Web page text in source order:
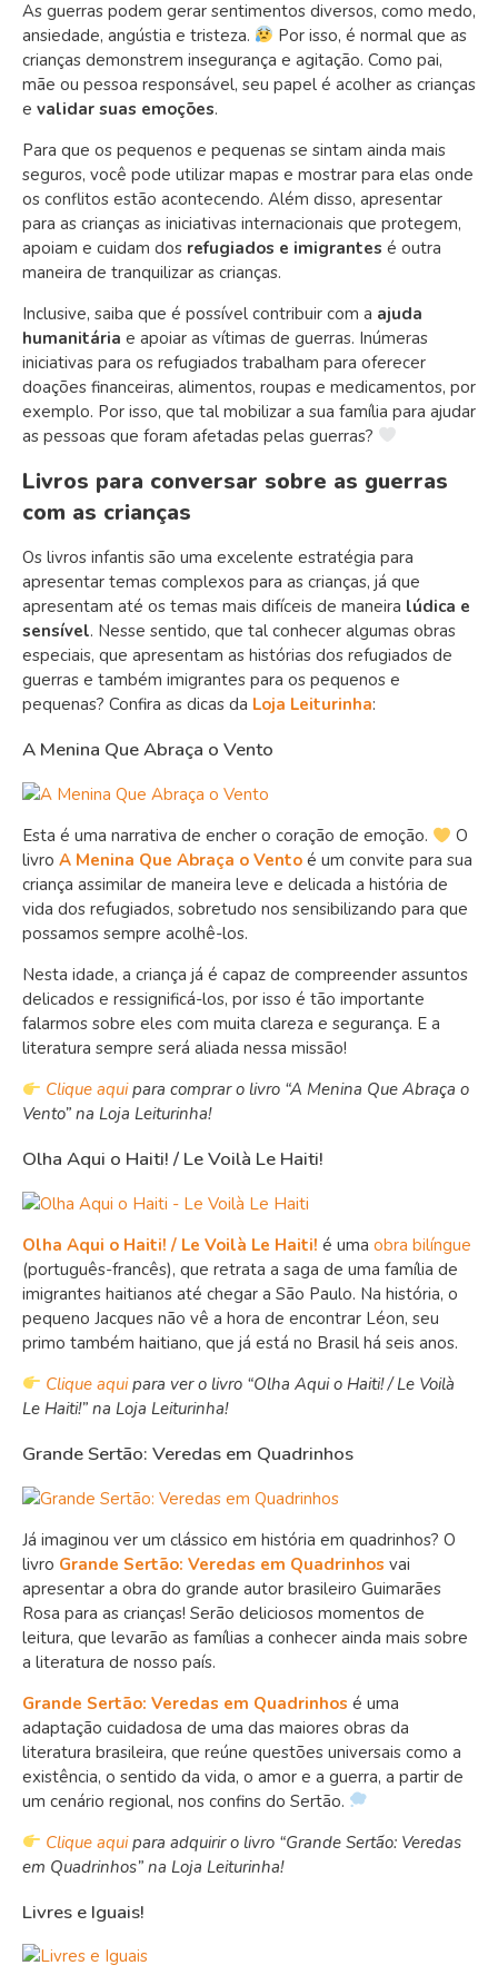
As guerras podem gerar sentimentos diversos, como medo,
ansiedade, angústia e tristeza.
Por isso, é normal que as
crianças demonstrem insegurança e agitação. Como pai,
mãe ou pessoa responsável, seu papel é acolher as crianças
e validar suas emoções.
Para que os pequenos e pequenas se sintam ainda mais
seguros, você pode utilizar mapas e mostrar para elas onde
os conflitos estão acontecendo. Além disso, apresentar
para as crianças as iniciativas internacionais que protegem,
apoiam e cuidam dos refugiados e imigrantes é outra
maneira de tranquilizar as crianças.
Inclusive, saiba que é possível contribuir com a ajuda
humanitária e apoiar as vítimas de guerras. Inúmeras
iniciativas para os refugiados trabalham para oferecer
doações financeiras, alimentos, roupas e medicamentos, por
exemplo. Por isso, que tal mobilizar a sua família para ajudar
as pessoas que foram afetadas pelas guerras?
Livros para conversar sobre as guerras
com as crianças
Os livros infantis são uma excelente estratégia para
apresentar temas complexos para as crianças, já que
apresentam até os temas mais difíceis de maneira lúdica e
sensível. Nesse sentido, que tal conhecer algumas obras
especiais, que apresentam as histórias dos refugiados de
guerras e também imigrantes para os pequenos e
pequenas? Confira as dicas da Loja Leiturinha:
A Menina Que Abraça o Vento
Esta é uma narrativa de encher o coração de emoção.
O
livro A Menina Que Abraça o Vento é um convite para sua
criança assimilar de maneira leve e delicada a história de
vida dos refugiados, sobretudo nos sensibilizando para que
possamos sempre acolhê-los.
Nesta idade, a criança já é capaz de compreender assuntos
delicados e ressignificá-los, por isso é tão importante
falarmos sobre eles com muita clareza e segurança. E a
literatura sempre será aliada nessa missão!
Clique aquipara comprar o livro “A Menina Que Abraça o
Vento” na Loja Leiturinha!
Olha Aqui o Haiti! / Le Voilà Le Haiti!
Olha Aqui o Haiti! / Le Voilà Le Haiti! é uma obra bilíngue
(português-francês), que retrata a saga de uma família de
imigrantes haitianos até chegar a São Paulo. Na história, o
pequeno Jacques não vê a hora de encontrar Léon, seu
primo também haitiano, que já está no Brasil há seis anos.
Clique aquipara ver o livro “Olha Aqui o Haiti! / Le Voilà
Le Haiti!” na Loja Leiturinha!
Grande Sertão: Veredas em Quadrinhos
Já imaginou ver um clássico em história em quadrinhos? O
livro Grande Sertão: Veredas em Quadrinhos vai
apresentar a obra do grande autor brasileiro Guimarães
Rosa para as crianças! Serão deliciosos momentos de
leitura, que levarão as famílias a conhecer ainda mais sobre
a literatura de nosso país.
Grande Sertão: Veredas em Quadrinhos é uma
adaptação cuidadosa de uma das maiores obras da
literatura brasileira, que reúne questões universais como a
existência, o sentido da vida, o amor e a guerra, a partir de
um cenário regional, nos confins do Sertão.
Clique aquipara adquirir o livro “Grande Sertão: Veredas
em Quadrinhos” na Loja Leiturinha!
Livres e Iguais!